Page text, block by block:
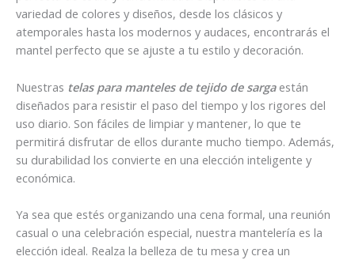
variedad de colores y diseños, desde los clásicos y
atemporales hasta los modernos y audaces, encontrarás el
mantel perfecto que se ajuste a tu estilo y decoración.
Nuestras telas para manteles de tejido de sargaestán
diseñados para resistir el paso del tiempo y los rigores del
uso diario. Son fáciles de limpiar y mantener, lo que te
permitirá disfrutar de ellos durante mucho tiempo. Además,
su durabilidad los convierte en una elección inteligente y
económica.
Ya sea que estés organizando una cena formal, una reunión
casual o una celebración especial, nuestra mantelería es la
elección ideal. Realza la belleza de tu mesa y crea un